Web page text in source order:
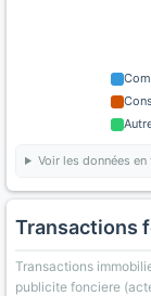
Voir les données en
Transactions
Transactions
publicite fonciere